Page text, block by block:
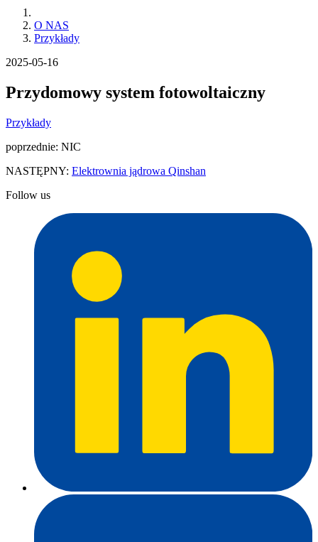
O NAS
Przykłady
2025-05-16
Przydomowy system fotowoltaiczny
Przykłady
poprzednie: NIC
NASTĘPNY: Elektrownia jądrowa Qinshan
Follow us